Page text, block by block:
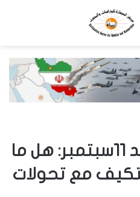
الأمم المتحدة بعد 11سبتمبر: هل ما
مع تحولات